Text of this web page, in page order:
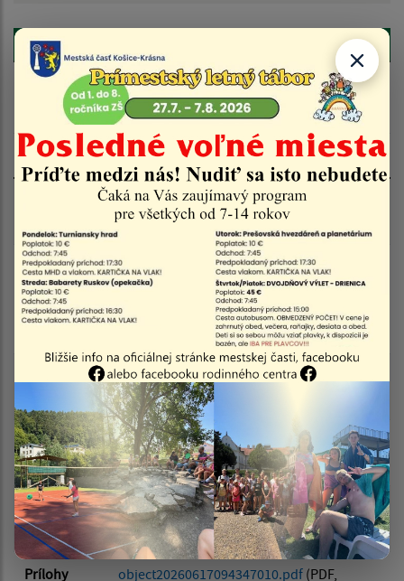
Popis:
Dátum zverejnenia od:
Dátum zverejnenia do:
Filtrovať Reset
Detail úradného dokumentu
Položka Informácia
Verejná vyhláška - KOLAUDAČNÉ
ROZHODNUTIE
Popis
Povolenie užívania stavby s názvom
„Rekonštrukcia VTL plynovodu Krásna nad
Hornádom – Sady nad Torysou, časť
Verejné vyhlášky
Doplňujúce
informácie
Dátum
zverejnenia
17.06.2026
Prílohy object20260617094347010.pdf (PDF,